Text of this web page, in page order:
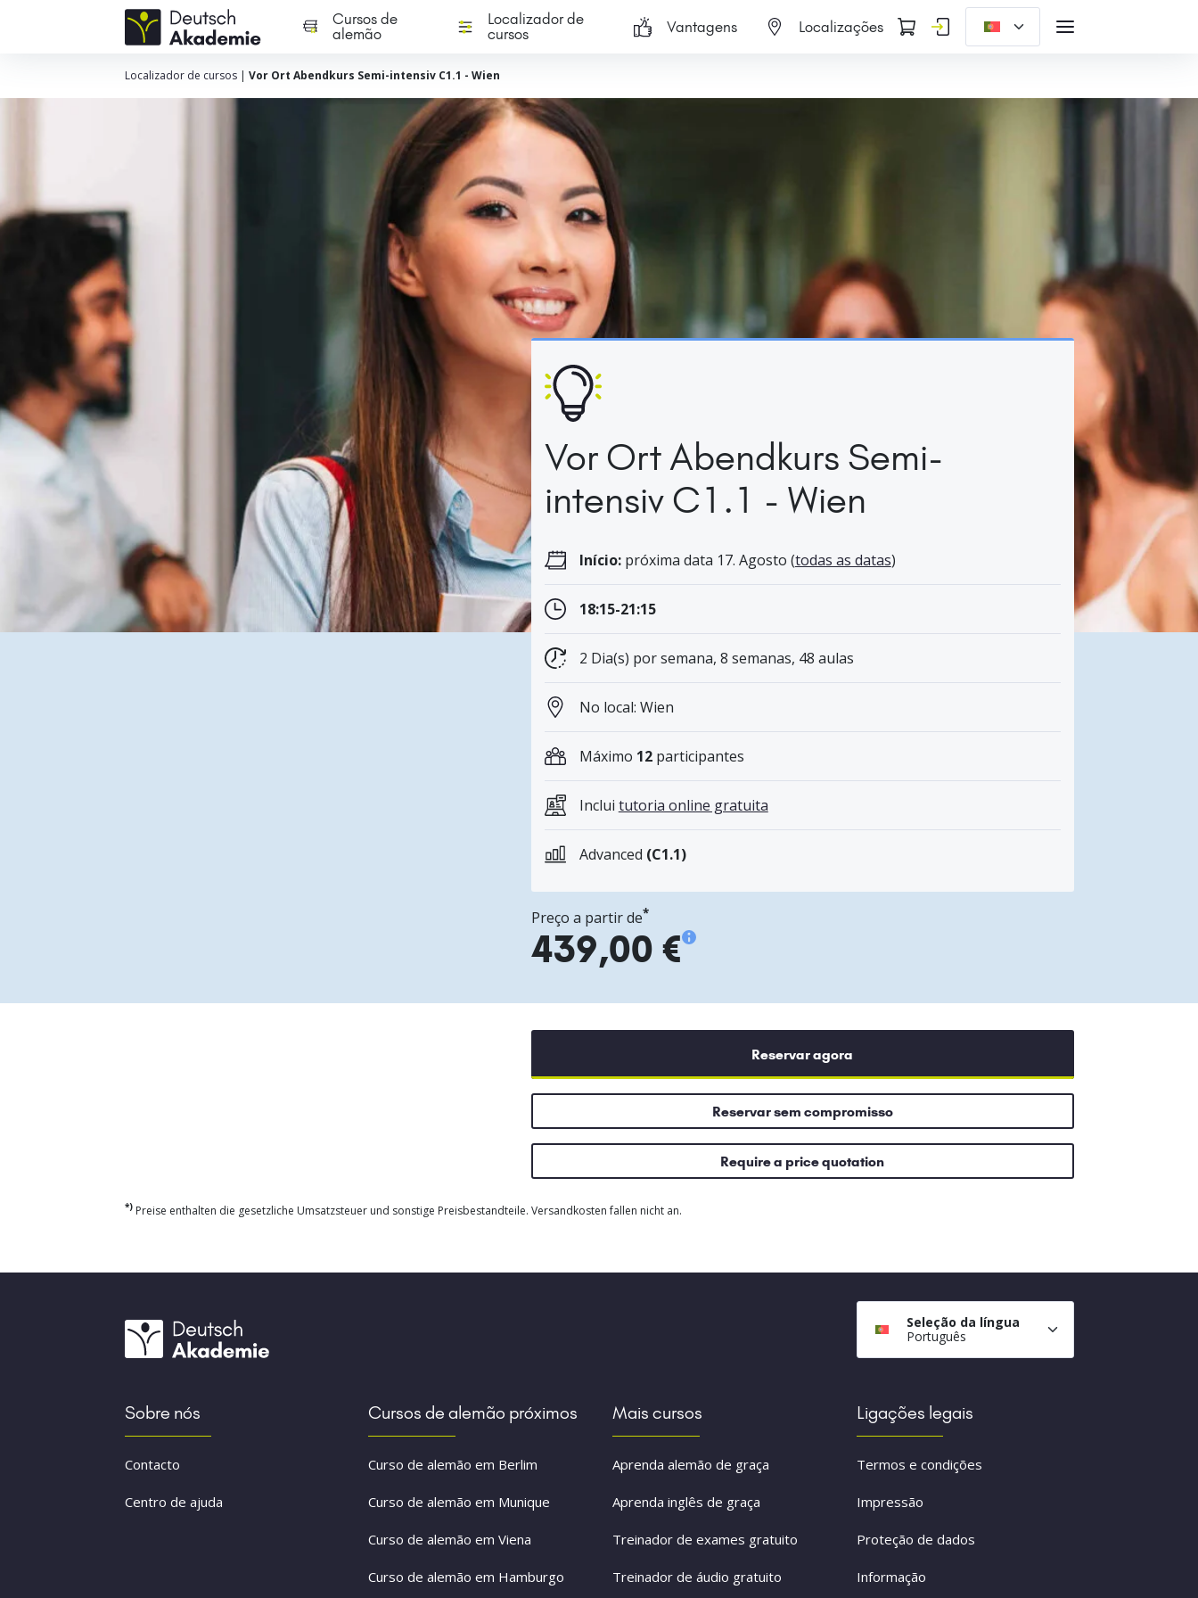
Cursos de
alemão
Localizador de
cursos
Vantagens Localizações
Localizador de cursos| Vor Ort Abendkurs Semi-intensiv C1.1 - Wien
Vor Ort Abendkurs Semi-
intensiv C1.1 - Wien
Início:próxima data 17. Agosto (todas as datas)
18:15-21:15
2 Dia(s) por semana, 8 semanas, 48 aulas
No local: Wien
Máximo 12participantes
Inclui tutoria online gratuita
Advanced (C1.1)
Preço a partir de*
439,00 €
Reservar agora
Reservar sem compromisso
Require a price quotation
*)Preise enthalten die gesetzliche Umsatzsteuer und sonstige Preisbestandteile. Versandkosten fallen nicht an.
Seleção da língua
Português
Sobre nós
Contacto
Centro de ajuda
Cursos de alemão próximos
Curso de alemão em Berlim
Curso de alemão em Munique
Curso de alemão em Viena
Curso de alemão em Hamburgo
Mais cursos
Aprenda alemão de graça
Aprenda inglês de graça
Treinador de exames gratuito
Treinador de áudio gratuito
Ligações legais
Termos e condições
Impressão
Proteção de dados
Informação